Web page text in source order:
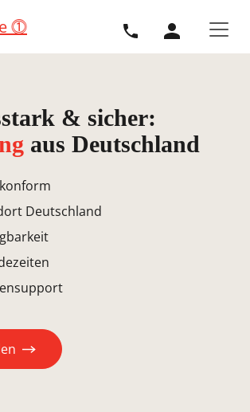
& sicher:
aus Deutschland
konform
Deutschland